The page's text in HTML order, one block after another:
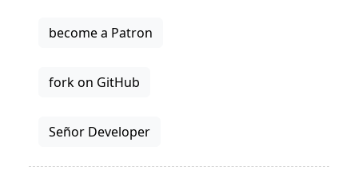
become a Patron
fork on GitHub
Señor Developer